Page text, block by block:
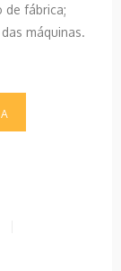
de fábrica;
máquinas.